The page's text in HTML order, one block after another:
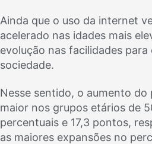
Ainda que o uso da internet
acelerado nas idades mais
evolução nas facilidades
sociedade.
Nesse sentido, o aumento
maior nos grupos etários de
percentuais e 17,3 pontos,
as maiores expansões no